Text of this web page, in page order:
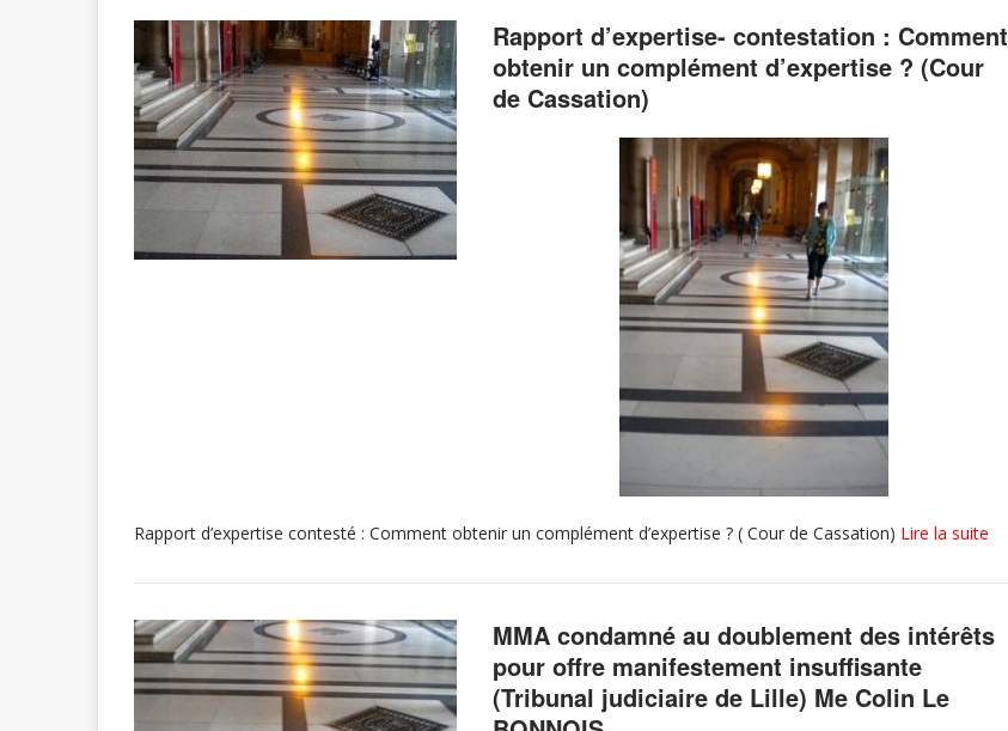
Rapport d’expertise- contestation : Comment
obtenir un complément d’expertise ? (Cour
de Cassation)
Rapport d’expertise contesté : Comment obtenir un complément d’expertise ? ( Cour de Cassation) Lire la suite
MMA condamné au doublement des intérêts
pour offre manifestement insuffisante
(Tribunal judiciaire de Lille) Me Colin Le